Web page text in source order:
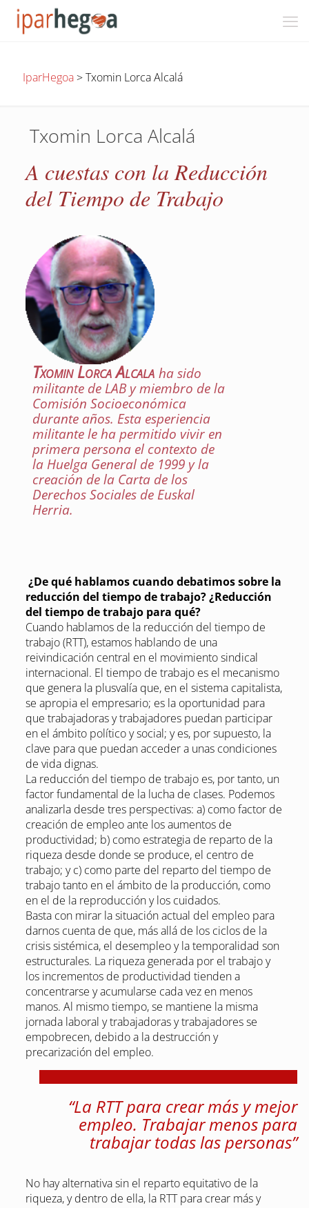
IparHegoa>Txomin Lorca Alcalá
Txomin Lorca Alcalá
A cuestas con la Reducción
del Tiempo de Trabajo
Txomin Lorca Alcala ha sido
militante de LAB y miembro de la
Comisión Socioeconómica
durante años. Esta esperiencia
militante le ha permitido vivir en
primera persona el contexto de
la Huelga General de 1999 y la
creación de la Carta de los
Derechos Sociales de Euskal
Herria.
¿De qué hablamos cuando debatimos sobre la
reducción del tiempo de trabajo? ¿Reducción
del tiempo de trabajo para qué?
Cuando hablamos de la reducción del tiempo de
trabajo (RTT), estamos hablando de una
reivindicación central en el movimiento sindical
internacional. El tiempo de trabajo es el mecanismo
que genera la plusvalía que, en el sistema capitalista,
se apropia el empresario; es la oportunidad para
que trabajadoras y trabajadores puedan participar
en el ámbito político y social; y es, por supuesto, la
clave para que puedan acceder a unas condiciones
de vida dignas.
La reducción del tiempo de trabajo es, por tanto, un
factor fundamental de la lucha de clases. Podemos
analizarla desde tres perspectivas: a) como factor de
creación de empleo ante los aumentos de
productividad; b) como estrategia de reparto de la
riqueza desde donde se produce, el centro de
trabajo; y c) como parte del reparto del tiempo de
trabajo tanto en el ámbito de la producción, como
en el de la reproducción y los cuidados.
Basta con mirar la situación actual del empleo para
darnos cuenta de que, más allá de los ciclos de la
crisis sistémica, el desempleo y la temporalidad son
estructurales. La riqueza generada por el trabajo y
los incrementos de productividad tienden a
concentrarse y acumularse cada vez en menos
manos. Al mismo tiempo, se mantiene la misma
jornada laboral y trabajadoras y trabajadores se
empobrecen, debido a la destrucción y
precarización del empleo.
“La RTT para crear más y mejor
empleo. Trabajar menos para
trabajar todas las personas”
No hay alternativa sin el reparto equitativo de la
riqueza, y dentro de ella, la RTT para crear más y